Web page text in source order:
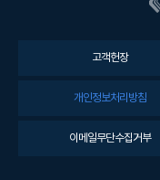
고객헌장
개인정보처리방침
이메일무단수집거부